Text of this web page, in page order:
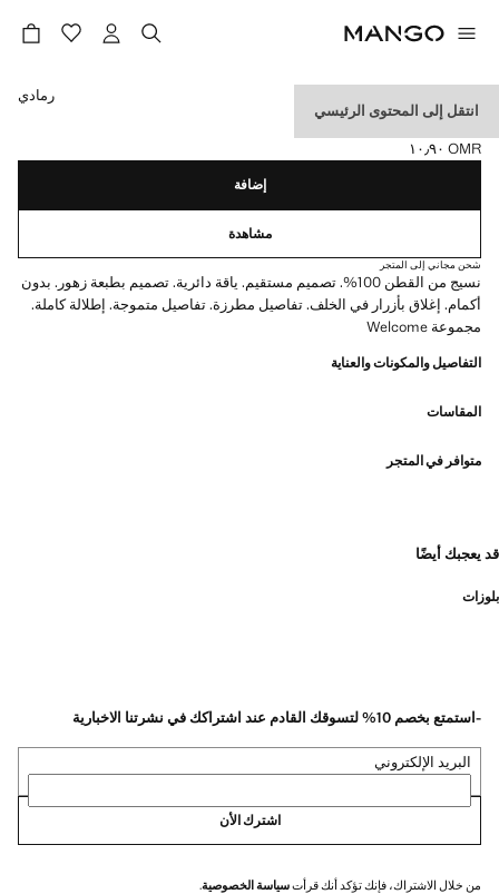
انتقل إلى المحتوى الرئيسي
بلوزة مطبوعة بها أزهار
السعر الحالي [OMR ١٠٫٩٠ ]
OMR ١٠٫٩٠
حدد اللون
رمادي
إضافة
مشاهدة
شحن مجاني إلى المتجر
نسيج من القطن 100%. تصميم مستقيم. ياقة دائرية. تصميم بطبعة زهور. بدون
أكمام. إغلاق بأزرار في الخلف. تفاصيل مطرزة. تفاصيل متموجة. إطلالة كاملة.
مجموعة Welcome
التفاصيل والمكونات والعناية
المقاسات
متوافر في المتجر
قد يعجبك أيضًا
بلوزات
-استمتع بخصم 10% لتسوقك القادم عند اشتراكك في نشرتنا الاخبارية
البريد الإلكتروني
اشترك الأن
من خلال الاشتراك، فإنك تؤكد أنك قرأتسياسة الخصوصية.